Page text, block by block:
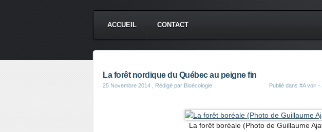
ACCUEIL CONTACT
La forêt nordique du Québec au peigne fin
25 Novembre 2014 , Rédigé par Bioécologie Publié dans #A voir -
La forêt boréale (Photo de Guillaume